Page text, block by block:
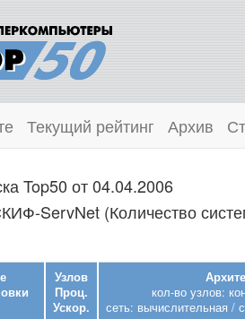
Текущий рейтинг Архив
Top50 от 04.04.2006
ServNet (Количество
Узлов
Проц.
Ускор.
кол-во узлов:
сеть: вычислительная /